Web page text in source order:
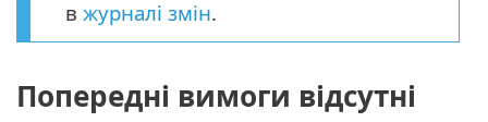
в журналі змін.
Попередні вимоги відсутні